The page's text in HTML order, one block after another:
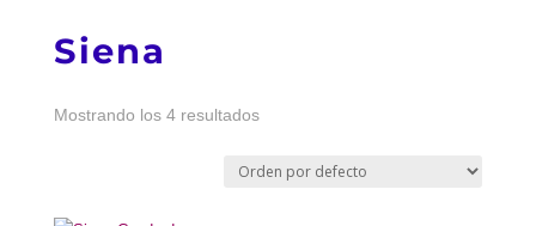
Siena
Mostrando los 4 resultados